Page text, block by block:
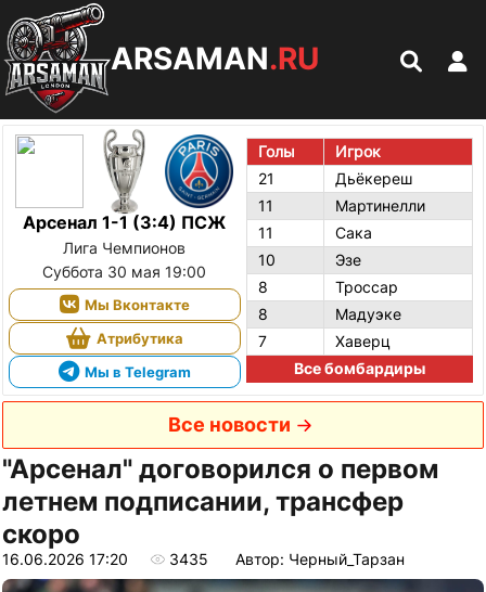
ARSAMAN.RU
Арсенал 1-1 (3:4) ПСЖ
Лига Чемпионов
Суббота 30 мая 19:00
Мы Вконтакте
Атрибутика
Мы в Telegram
Голы
Игрок
21
Дьёкереш
11
Мартинелли
11
Сака
10
Эзе
8
Троссар
8
Мадуэке
7
Хаверц
Все бомбардиры
Все новости
"Арсенал" договорился о первом
летнем подписании, трансфер
скоро
16.06.2026 17:20 3435 Автор: Черный_Тарзан